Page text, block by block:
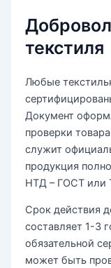
текстиля
Любые
Документ
проверки
служит
продукция
НТД – ГОСТ или
Срок действия
составляет 1-3
обязательной
может быть